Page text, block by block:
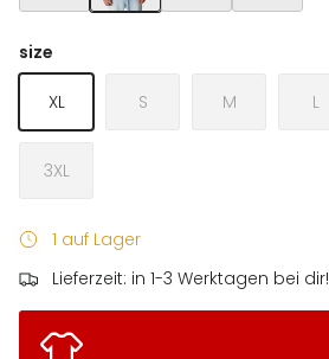
size
XL S M L
3XL
1 auf Lager
Lieferzeit: in 1-3 Werktagen bei dir!